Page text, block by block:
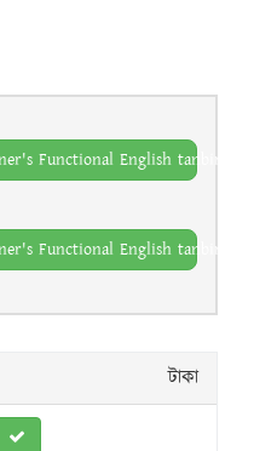
Functional English tanbircox
Functional English tanbircox
টাকা